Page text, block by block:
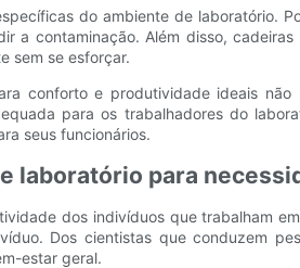
do ambiente de laboratório.
a contaminação. Além disso,
sem se esforçar.
conforto e produtividade ideais
para os trabalhadores do
seus funcionários.
laboratório para
dos indivíduos que trabalham
Dos cientistas que conduzem
estar geral.